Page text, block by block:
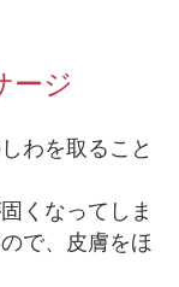
ージ
わを取ること
くなってしま
で、皮膚をほ